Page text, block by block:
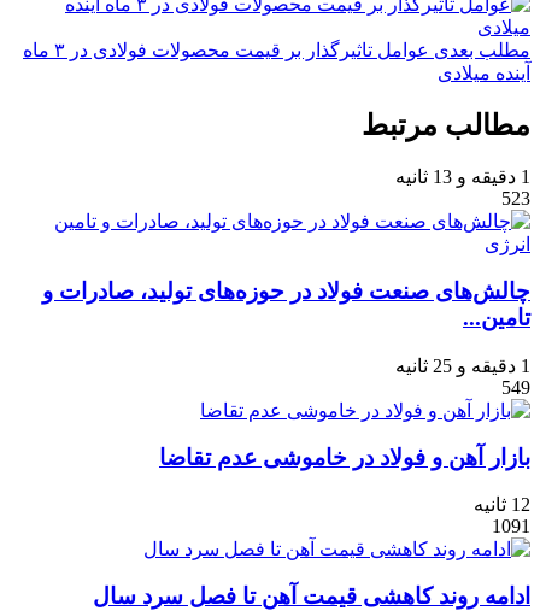
مطلب بعدی
عوامل تاثیرگذار بر قیمت محصولات فولادی در ۳ ماه
آینده میلادی
مطالب مرتبط
1 دقیقه و 13 ثانیه
523
چالش‌‌‌های صنعت فولاد در حوزه‌‌‌های تولید، صادرات و
تامین...
1 دقیقه و 25 ثانیه
549
بازار آهن و فولاد در خاموشی عدم تقاضا
12 ثانیه
1091
ادامه روند کاهشی قیمت آهن تا فصل سرد سال